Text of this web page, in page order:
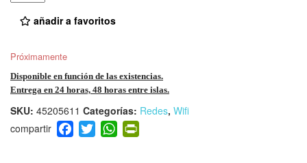
añadir a favoritos
Próximamente
Disponible en función de las existencias.
Entrega en 24 horas, 48 horas entre islas.
SKU: 45205611 Categorías: Redes, Wifi
F
a
T
wi
W
h